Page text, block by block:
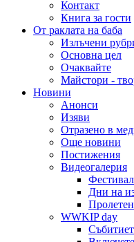
Контакт
Книга за гости
От раклата на баба
Излъчени
Основна цел
Очаквайте
Майстори -
Новини
Анонси
Изяви
Отразено в
Още новини
Постижения
Видеогалерия
Дни на
WWKIP day